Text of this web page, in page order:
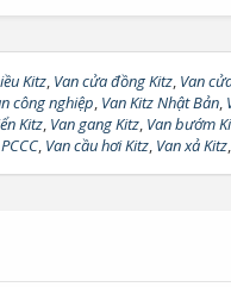
Kitz, Van cửa đồng Kitz, Van
công nghiệp, Van Kitz Nhật Bản,
Kitz, Van gang Kitz, Van bướm
, Van cầu hơi Kitz, Van xả Kitz,